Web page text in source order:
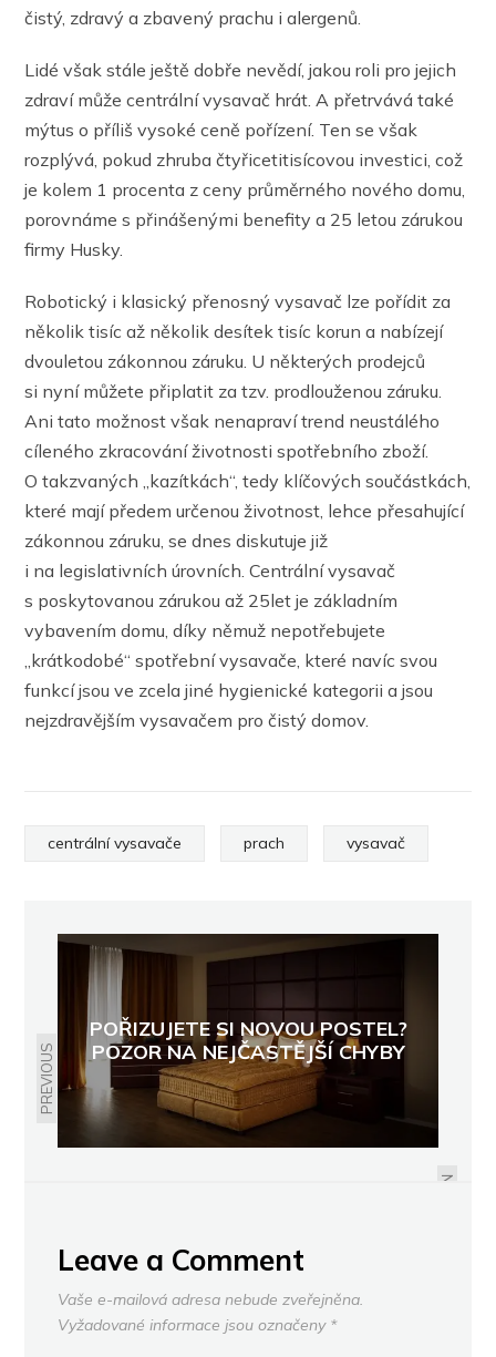
čistý, zdravý a zbavený prachu i alergenů.
Lidé však stále ještě dobře nevědí, jakou roli pro jejich
zdraví může centrální vysavač hrát. A přetrvává také
mýtus o příliš vysoké ceně pořízení. Ten se však
rozplývá, pokud zhruba čtyřicetitisícovou investici, což
je kolem 1 procenta z ceny průměrného nového domu,
porovnáme s přinášenými benefity a 25 letou zárukou
firmy Husky.
Robotický i klasický přenosný vysavač lze pořídit za
několik tisíc až několik desítek tisíc korun a nabízejí
dvouletou zákonnou záruku. U některých prodejců
si nyní můžete připlatit za tzv. prodlouženou záruku.
Ani tato možnost však nenapraví trend neustálého
cíleného zkracování životnosti spotřebního zboží.
O takzvaných „kazítkách“, tedy klíčových součástkách,
které mají předem určenou životnost, lehce přesahující
zákonnou záruku, se dnes diskutuje již
i na legislativních úrovních. Centrální vysavač
s poskytovanou zárukou až 25let je základním
vybavením domu, díky němuž nepotřebujete
„krátkodobé“ spotřební vysavače, které navíc svou
funkcí jsou ve zcela jiné hygienické kategorii a jsou
nejzdravějším vysavačem pro čistý domov.
centrální vysavače prach vysavač
PREVIOUS
POŘIZUJETE SI NOVOU POSTEL?
POZOR NA NEJČASTĚJŠÍ CHYBY
NEXT
NÁSTUP PRVŇÁČKA DO ŠKOLY
PŘINÁŠÍ REVOLUCI V DĚTSKÉM
Leave a Comment
Vaše e-mailová adresa nebude zveřejněna.
Vyžadované informace jsou označeny *